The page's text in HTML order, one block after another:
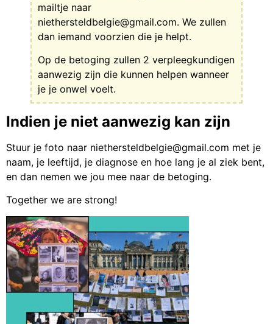
mailtje naar
niethersteldbelgie@gmail.com. We zullen
dan iemand voorzien die je helpt.
Op de betoging zullen 2 verpleegkundigen
aanwezig zijn die kunnen helpen wanneer
je je onwel voelt.
Indien je niet aanwezig kan zijn
Stuur je foto naar niethersteldbelgie@gmail.com met je
naam, je leeftijd, je diagnose en hoe lang je al ziek bent,
en dan nemen we jou mee naar de betoging.
Together we are strong!